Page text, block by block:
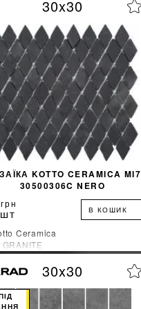
ДІЗНАТИСЯ ЗНИЖКУ
КУПИТИ
30x30
KOTTO CERAMICA MI7
30500306C NERO
грн
шт В КОШИК
Ceramica
GRANITE
Украина
ДІЗНАТИСЯ ЗНИЖКУ
30x30